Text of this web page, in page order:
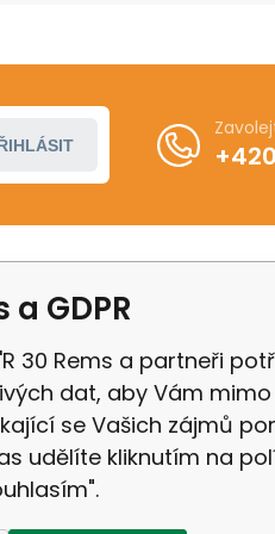
Další informace
Obchodní podmínky
Odstoupení od kupní
Reklamační řád
Zásady ochrany
a GDPR
30 Rems a partneři
dat, aby Vám
se Vašich zájmů
udělíte kliknutím na